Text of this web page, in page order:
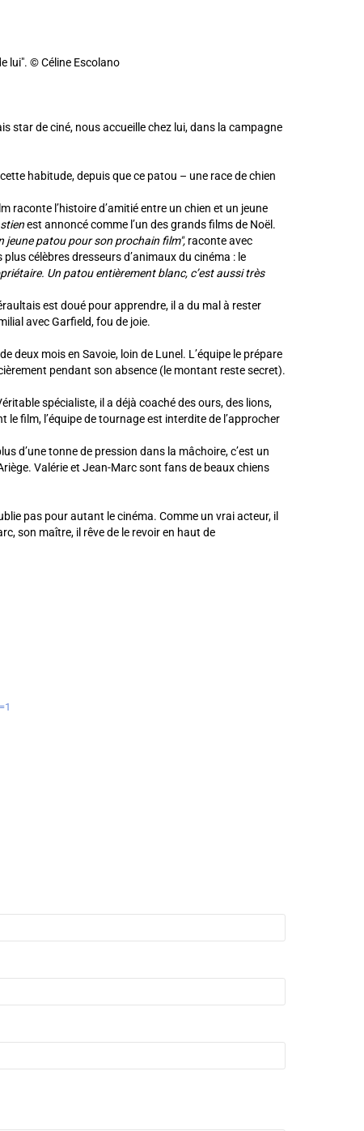
lui". © Céline Escolano
star de ciné, nous accueille chez lui, dans la campagne
habitude, depuis que ce patou – une race de chien
raconte l’histoire d’amitié entre un chien et un jeune
est annoncé comme l’un des grands films de Noël.
jeune patou pour son prochain film", raconte avec
célèbres dresseurs d’animaux du cinéma : le
Un patou entièrement blanc, c’est aussi très
est doué pour apprendre, il a du mal à rester
avec Garfield, fou de joie.
mois en Savoie, loin de Lunel. L’équipe le prépare
pendant son absence (le montant reste secret).
spécialiste, il a déjà coaché des ours, des lions,
film, l’équipe de tournage est interdite de l’approcher
d’une tonne de pression dans la mâchoire, c’est un
Valérie et Jean-Marc sont fans de beaux chiens
pas pour autant le cinéma. Comme un vrai acteur, il
son maître, il rêve de le revoir en haut de